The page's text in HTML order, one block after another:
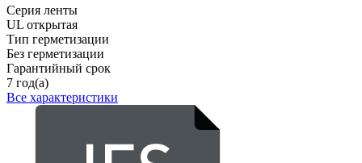
Серия ленты
UL открытая
Тип герметизации
Без герметизации
Гарантийный срок
7 год(а)
Все характеристики